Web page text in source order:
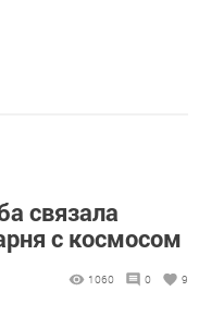
связала
с космосом
1060 0 9